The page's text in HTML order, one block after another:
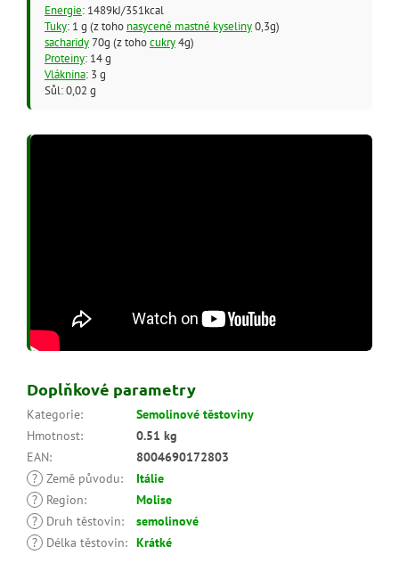
Energie: 1489kJ/351kcal
Tuky: 1 g (z toho nasycené mastné kyseliny0,3g)
sacharidy70g (z tohocukry4g)
Proteiny: 14 g
Vláknina: 3 g
Sůl: 0,02 g
Doplňkové parametry
Kategorie:
Semolinové těstoviny
Hmotnost:
0.51 kg
EAN:
8004690172803
? Země původu:
Itálie
?
Region:
Molise
?
Druh těstovin:
semolinové
?
Délka těstovin: Krátké